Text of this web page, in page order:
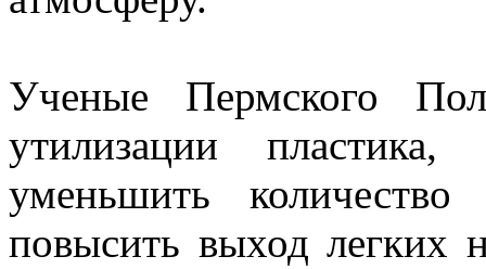
Ученые Пермского
утилизации
уменьшить
повысить выход легких